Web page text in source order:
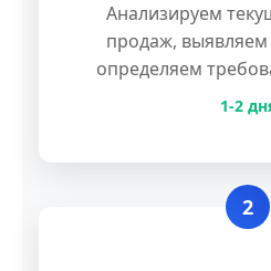
Анализируем
продаж, выявляем
определяем
1-2
2